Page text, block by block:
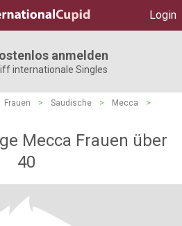
Login
anmelden
internationale Singles
Frauen > Saudische > Mecca
>
Mecca Frauen über
40